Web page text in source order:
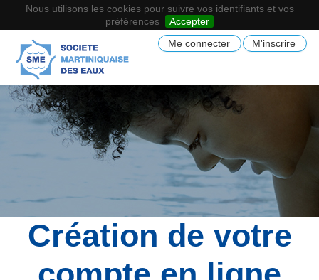
Nous utilisons les cookies pour suivre vos identifiants et vos
préférences
Accepter
M'inscrire
Me connecter
Création de votre